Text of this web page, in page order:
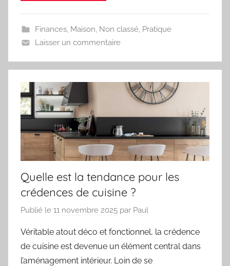
Finances, Maison, Non classé, Pratique
Laisser un commentaire
Quelle est la tendance pour les
crédences de cuisine ?
Publié le 11 novembre 2025 par Paul
Véritable atout déco et fonctionnel, la crédence
de cuisine est devenue un élément central dans
l’aménagement intérieur. Loin de se